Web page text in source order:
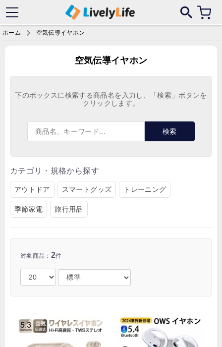
各サイトにある偽サイトにご注意ください！
ホーム 空気伝導イヤホン
空気伝導イヤホン
下のボックスに検索する商品名を入力し、「検索」ボタンを
クリックします。
検索
カテゴリ・規格から探す
アウトドア スマートグッズ トレーニング
季節家電 旅行用品
対象商品： 2件